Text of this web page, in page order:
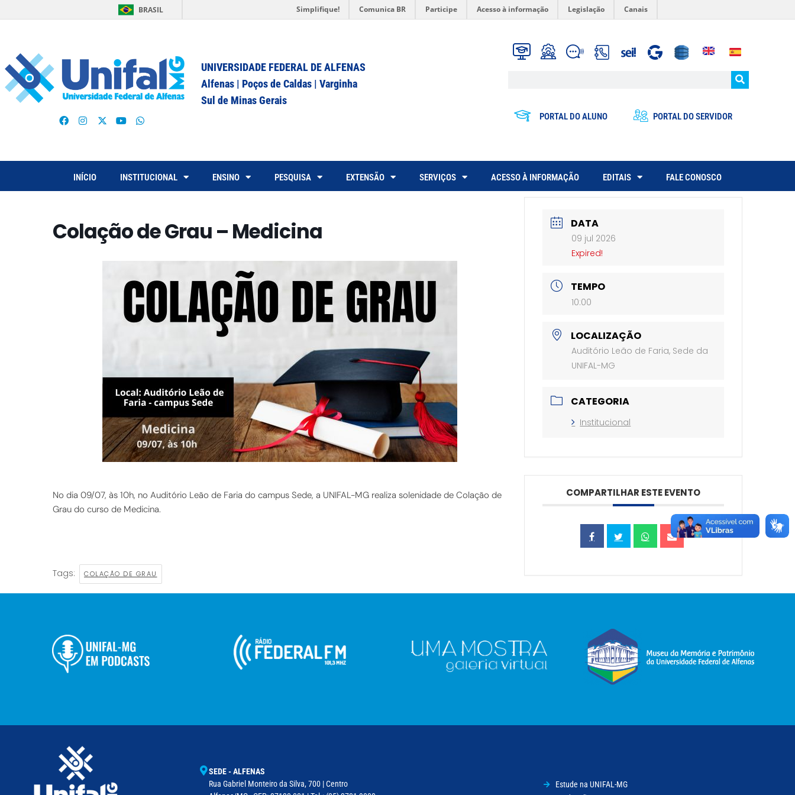
BRASIL Simplifique! Comunica BR Participe Acesso à informação Legislação Canais
UNIVERSIDADE FEDERAL DE ALFENAS
Alfenas | Poços de Caldas | Varginha
Sul de Minas Gerais
PORTAL DO ALUNO PORTAL DO SERVIDOR
INÍCIO INSTITUCIONAL ENSINO PESQUISA EXTENSÃO SERVIÇOS ACESSO À INFORMAÇÃO EDITAIS FALE CONOSCO
Colação de Grau – Medicina
No dia 09/07, às 10h, no Auditório Leão de Faria do campus Sede, a UNIFAL-MG realiza solenidade de Colação de
Grau do curso de Medicina.
Tags: COLAÇÃO DE GRAU
DATA
09 jul 2026
Expired!
TEMPO
10:00
LOCALIZAÇÃO
Auditório Leão de Faria, Sede da
UNIFAL-MG
CATEGORIA
Institucional
COMPARTILHAR ESTE EVENTO
SEDE - ALFENAS
Rua Gabriel Monteiro da Silva, 700 | Centro
Estude na UNIFAL-MG